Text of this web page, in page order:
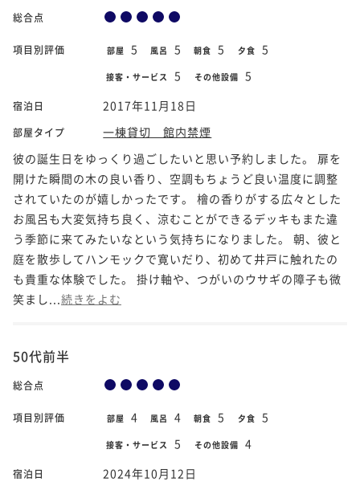
総合点
項目別評価 部屋 5 風呂 5 朝食 5 夕食 5
接客・サービス 5 その他設備 5
宿泊日 2017年11月18日
部屋タイプ
一棟貸切 館内禁煙
彼の誕生日をゆっくり過ごしたいと思い予約しました。 扉を
開けた瞬間の木の良い香り、空調もちょうど良い温度に調整
されていたのが嬉しかったです。 檜の香りがする広々とした
お風呂も大変気持ち良く、涼むことができるデッキもまた違
う季節に来てみたいなという気持ちになりました。 朝、彼と
庭を散歩してハンモックで寛いだり、初めて井戸に触れたの
も貴重な体験でした。 掛け軸や、つがいのウサギの障子も微
笑まし... 続きをよむ
50代前半
総合点
項目別評価 部屋 4 風呂 4 朝食 5 夕食 5
接客・サービス 5 その他設備 4
宿泊日 2024年10月12日